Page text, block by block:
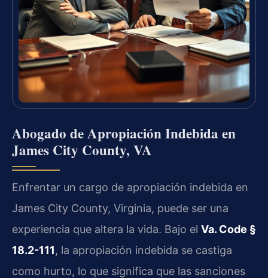
Abogado de Apropiación Indebida en
James City County, VA
Enfrentar un cargo de apropiación indebida en
James City County, Virginia, puede ser una
experiencia que altera la vida. Bajo el Va. Code §
18.2-111, la apropiación indebida se castiga
como hurto, lo que significa que las sanciones